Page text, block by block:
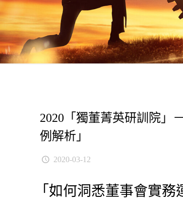
2020「獨董菁英研訓院」
例解析」
2020-03-12
「如何洞悉董事會實務